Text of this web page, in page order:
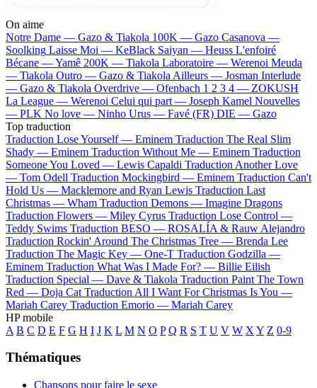
On aime
Notre Dame — Gazo & Tiakola 100K — Gazo Casanova —
Soolking Laisse Moi — KeBlack Saiyan — Heuss L'enfoiré
Bécane —Yamê 200K — Tiakola Laboratoire — Werenoi Meuda
— Tiakola Outro — Gazo & Tiakola Ailleurs — Josman Interlude
— Gazo & Tiakola Overdrive — Ofenbach 1 2 3 4 — ZOKUSH
La League — Werenoi Celui qui part — Joseph Kamel Nouvelles
— PLK No love — Ninho Urus — Favé (FR) DIE — Gazo
Top traduction
Traduction Lose Yourself — Eminem Traduction The Real Slim
Shady — Eminem Traduction Without Me — Eminem Traduction
Someone You Loved — Lewis Capaldi Traduction Another Love
— Tom Odell Traduction Mockingbird — Eminem Traduction Can't
Hold Us — Macklemore and Ryan Lewis Traduction Last
Christmas — Wham Traduction Demons — Imagine Dragons
Traduction Flowers — Miley Cyrus Traduction Lose Control —
Teddy Swims Traduction BESO — ROSALÍA & Rauw Alejandro
Traduction Rockin' Around The Christmas Tree — Brenda Lee
Traduction The Magic Key — One-T Traduction Godzilla —
Eminem Traduction What Was I Made For? — Billie Eilish
Traduction Special — Dave & Tiakola Traduction Paint The Town
Red — Doja Cat Traduction All I Want For Christmas Is You —
Mariah Carey Traduction Emorio — Mariah Carey
HP mobile
A B C D E F G H I J K L M N O P Q R S T U V W X Y Z 0-9
Thématiques
Chansons pour faire le sexe